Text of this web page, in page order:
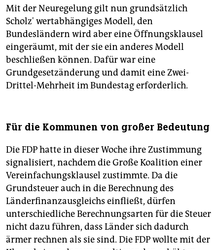
Mit der Neuregelung gilt nun grundsätzlich
Scholz' wertabhängiges Modell, den
Bundesländern wird aber eine Öffnungsklausel
eingeräumt, mit der sie ein anderes Modell
beschließen können. Dafür war eine
Grundgesetzänderung und damit eine Zwei-
Drittel-Mehrheit im Bundestag erforderlich.
Für die Kommunen von großer Bedeutung
Die FDP hatte in dieser Woche ihre Zustimmung
signalisiert, nachdem die Große Koalition einer
Vereinfachungsklausel zustimmte. Da die
Grundsteuer auch in die Berechnung des
Länderfinanzausgleichs einfließt, dürfen
unterschiedliche Berechnungsarten für die Steuer
nicht dazu führen, dass Länder sich dadurch
ärmer rechnen als sie sind. Die FDP wollte mit der